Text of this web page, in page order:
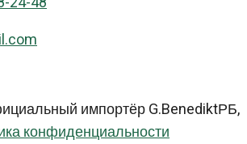
импортёр G.BenediktРБ,
конфиденциальности